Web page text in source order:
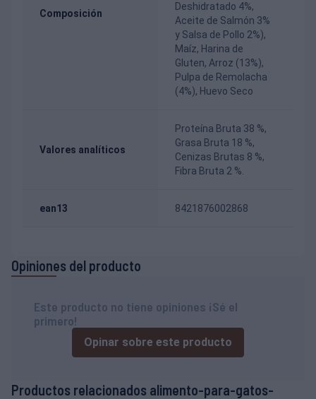
Composición
Deshidratado 4%,
Aceite de Salmón 3%
y Salsa de Pollo 2%),
Maíz, Harina de
Gluten, Arroz (13%),
Pulpa de Remolacha
(4%), Huevo Seco
Valores analíticos
Proteína Bruta 38 %,
Grasa Bruta 18 %,
Cenizas Brutas 8 %,
Fibra Bruta 2 %.
ean13 8421876002868
Opiniones del producto
Este producto no tiene opiniones ¡Sé el
primero!
Opinar sobre este producto
Productos relacionados alimento-para-gatos-